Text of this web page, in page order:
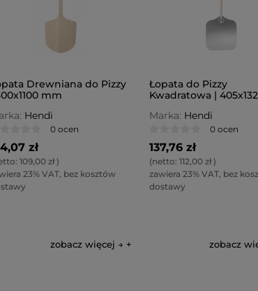
Drewniana do Pizzy
mm
Hendi
0 ocen
zł
109,00 zł)
23% VAT, bez kosztów
zobacz więcej →
Łopata do Pizzy
Kwadratowa |
Marka: Hendi
0 ocen
137,76 zł
(netto: 112,00 zł)
zawiera 23% VAT, bez
dostawy
zobacz